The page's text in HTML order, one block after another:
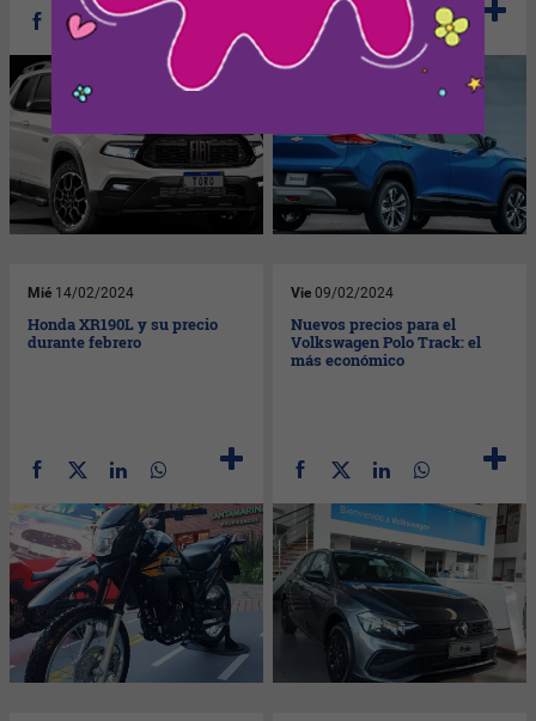
Mié 14/02/2024
Honda XR190L y su precio
durante febrero
Vie 09/02/2024
Nuevos precios para el
Volkswagen Polo Track: el
más económico